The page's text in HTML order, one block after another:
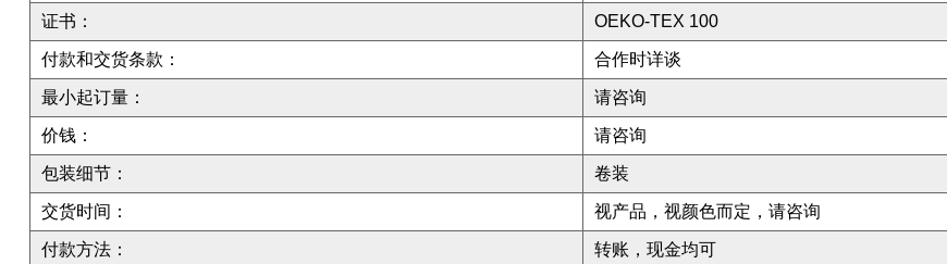
证书： OEKO-TEX 100
付款和交货条款： 合作时详谈
最小起订量： 请咨询
价钱： 请咨询
包装细节： 卷装
交货时间： 视产品，视颜色而定，请咨询
付款方法： 转账，现金均可